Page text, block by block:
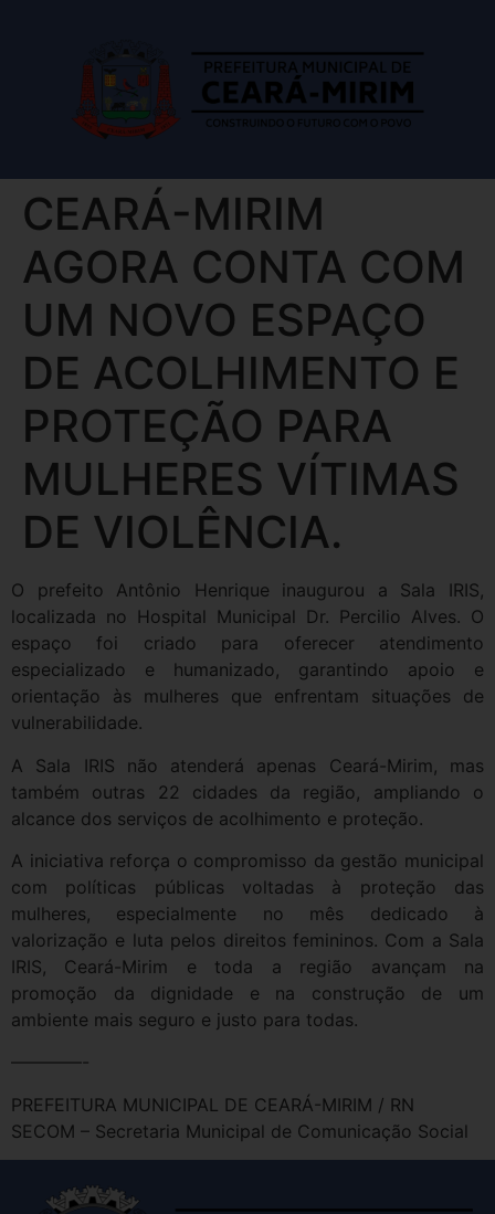
CEARÁ-MIRIM
AGORA CONTA COM
UM NOVO ESPAÇO
DE ACOLHIMENTO E
PROTEÇÃO PARA
MULHERES VÍTIMAS
DE VIOLÊNCIA.
O prefeito Antônio Henrique inaugurou a Sala IRIS,
localizada no Hospital Municipal Dr. Percilio Alves. O
espaço foi criado para oferecer atendimento
especializado e humanizado, garantindo apoio e
orientação às mulheres que enfrentam situações de
vulnerabilidade.
A Sala IRIS não atenderá apenas Ceará-Mirim, mas
também outras 22 cidades da região, ampliando o
alcance dos serviços de acolhimento e proteção.
A iniciativa reforça o compromisso da gestão municipal
com políticas públicas voltadas à proteção das
mulheres, especialmente no mês dedicado à
valorização e luta pelos direitos femininos. Com a Sala
IRIS, Ceará-Mirim e toda a região avançam na
promoção da dignidade e na construção de um
ambiente mais seguro e justo para todas.
————-
PREFEITURA MUNICIPAL DE CEARÁ-MIRIM / RN
SECOM – Secretaria Municipal de Comunicação Social